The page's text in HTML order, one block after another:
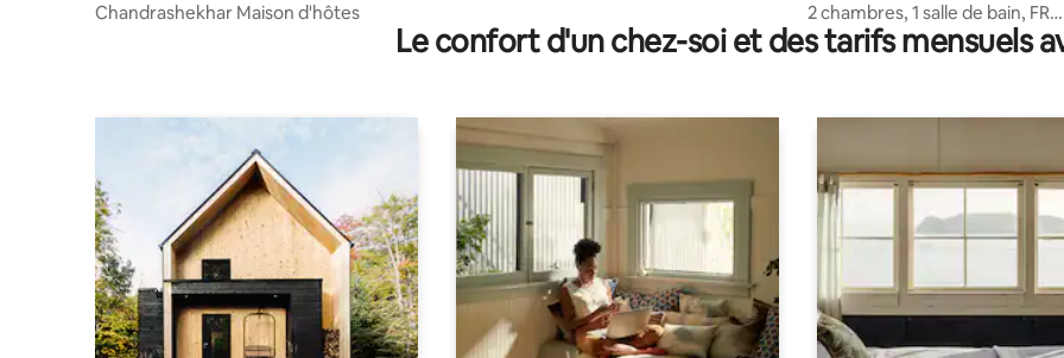
Chandrashekhar Maison d'hôtes
harpur
2 chambres, 1 salle de bain, FR
Brahmachaitanya Homestay, n°
Le confort d'un chez-soi et des tarifs mensuels